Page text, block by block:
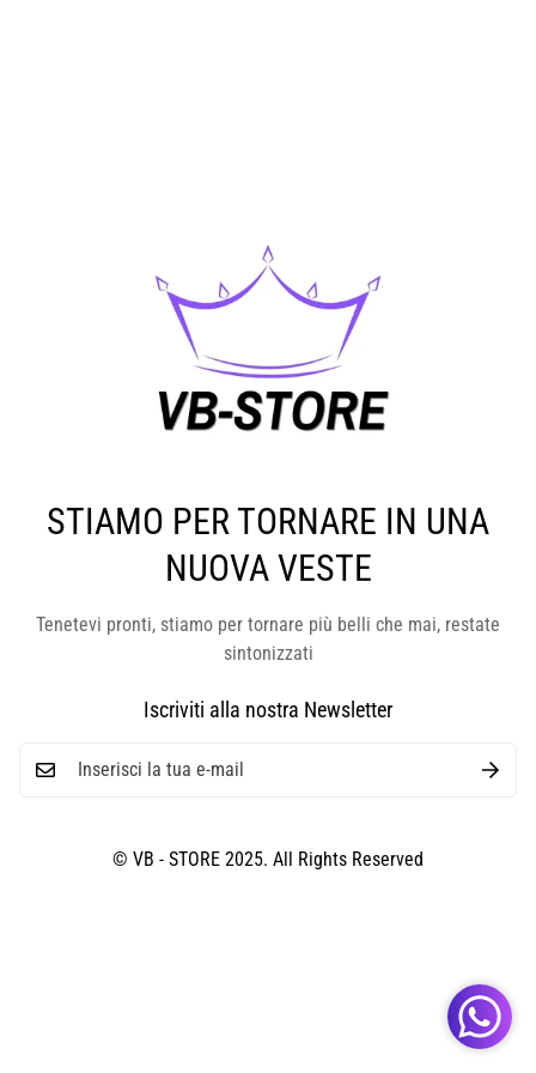
STIAMO PER TORNARE IN UNA
NUOVA VESTE
Tenetevi pronti, stiamo per tornare più belli che mai, restate
sintonizzati
Iscriviti alla nostra Newsletter
© VB - STORE 2025. All Rights Reserved